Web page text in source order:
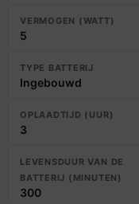
VERMOGEN (WATT)
5
TYPE BATTERIJ
Ingebouwd
OPLAADTIJD (UUR)
3
LEVENSDUUR VAN DE
BATTERIJ (MINUTEN)
300